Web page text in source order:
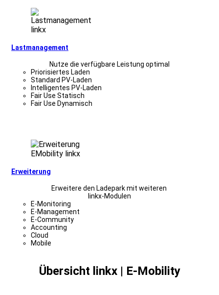
Lastmanagement
Nutze die verfügbare Leistung optimal
Priorisiertes Laden
Standard PV-Laden
Intelligentes PV-Laden
Fair Use Statisch
Fair Use Dynamisch
Erweiterung
Erweitere den Ladepark mit weiteren
linkx-Modulen
E-Monitoring
E-Management
E-Community
Accounting
Cloud
Mobile
Übersicht linkx | E-Mobility